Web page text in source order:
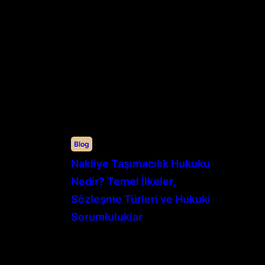
Blog
Nakliye Taşımacılık Hukuku
Nedir? Temel İlkeler,
Sözleşme Türleri ve Hukuki
Sorumluluklar